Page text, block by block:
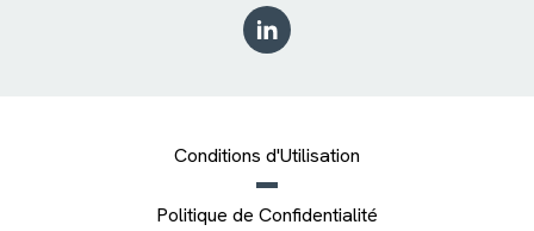
Conditions d'Utilisation
Politique de Confidentialité